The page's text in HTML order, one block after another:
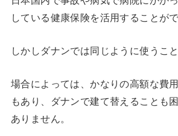
している健康保険を活用することがで
しかしダナンでは同じように使うこ
場合によっては、かなりの高額な費
もあり、ダナンで建て替えることも
ありません。